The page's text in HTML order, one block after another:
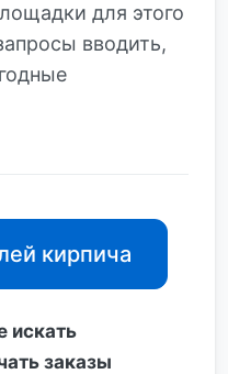
для этого
вводить,
кирпича
искать
заказы